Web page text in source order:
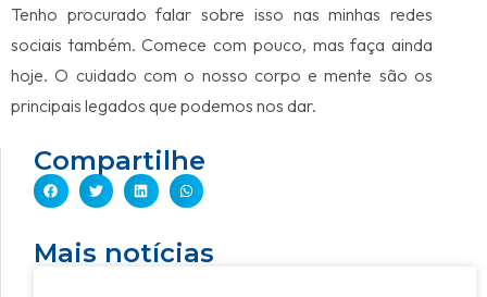
Tenho procurado falar sobre isso nas minhas redes
sociais também. Comece com pouco, mas faça ainda
hoje. O cuidado com o nosso corpo e mente são os
principais legados que podemos nos dar.
Compartilhe
Mais notícias